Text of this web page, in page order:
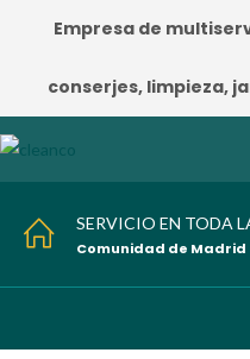
Empresa de
conserjes, limpieza,
SERVICIO EN TODA
Comunidad de Madrid